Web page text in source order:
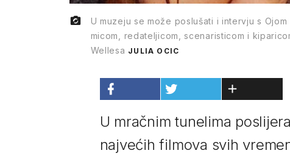
U muzeju se može poslušati i intervju s
micom, redateljicom, scenaristicom i
Wellesa JULIA OCIC
U mračnim tunelima
najvećih filmova svih